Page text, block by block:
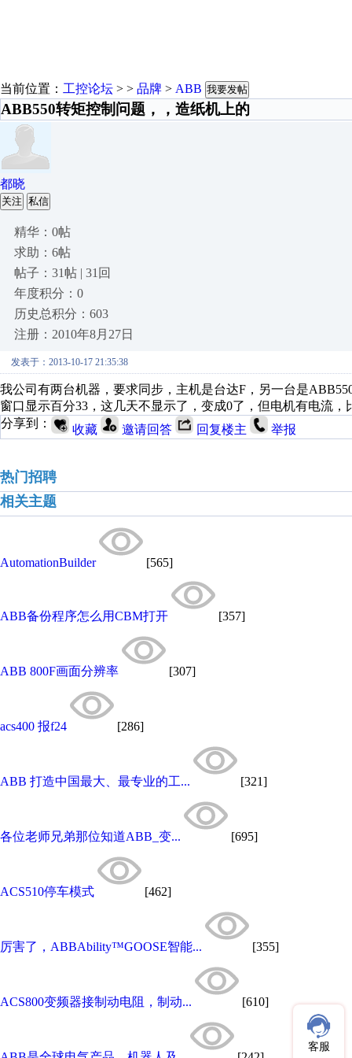
当前位置： 工控论坛 > > 品牌 > ABB 我要发帖
ABB550转矩控制问题，，造纸机上的
都晓
关注 私信
精华：0帖
求助：6帖
帖子：31帖 | 31回
年度积分：0
历史总积分：603
注册：2010年8月27日
发表于：2013-10-17 21:35:38
我公司有两台机器，要求同步，主机是台达F，另一台是
窗口显示百分33，这几天不显示了，变成0了，但电机有电流，
分享到：
收藏 邀请回答 回复楼主 举报
热门招聘
相关主题
AutomationBuilder [565]
ABB备份程序怎么用CBM打开 [357]
ABB 800F画面分辨率 [307]
acs400 报f24 [286]
ABB 打造中国最大、最专业的工... [321]
各位老师兄弟那位知道ABB_变... [695]
ACS510停车模式 [462]
厉害了，ABBAbility™GOOSE智能... [355]
ACS800变频器接制动电阻，制动... [610]
客服